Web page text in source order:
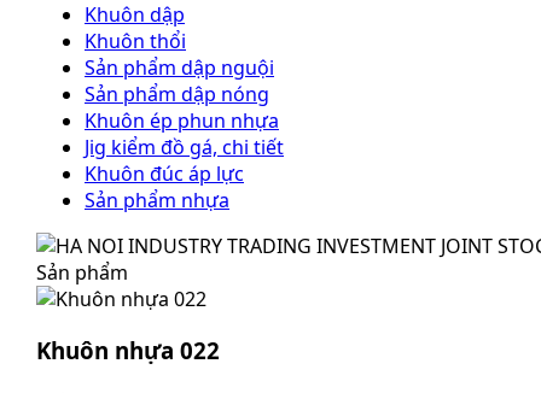
Khuôn dập
Khuôn thổi
Sản phẩm dập nguội
Sản phẩm dập nóng
Khuôn ép phun nhựa
Jig kiểm đồ gá, chi tiết
Khuôn đúc áp lực
Sản phẩm nhựa
Sản phẩm
Khuôn nhựa 022